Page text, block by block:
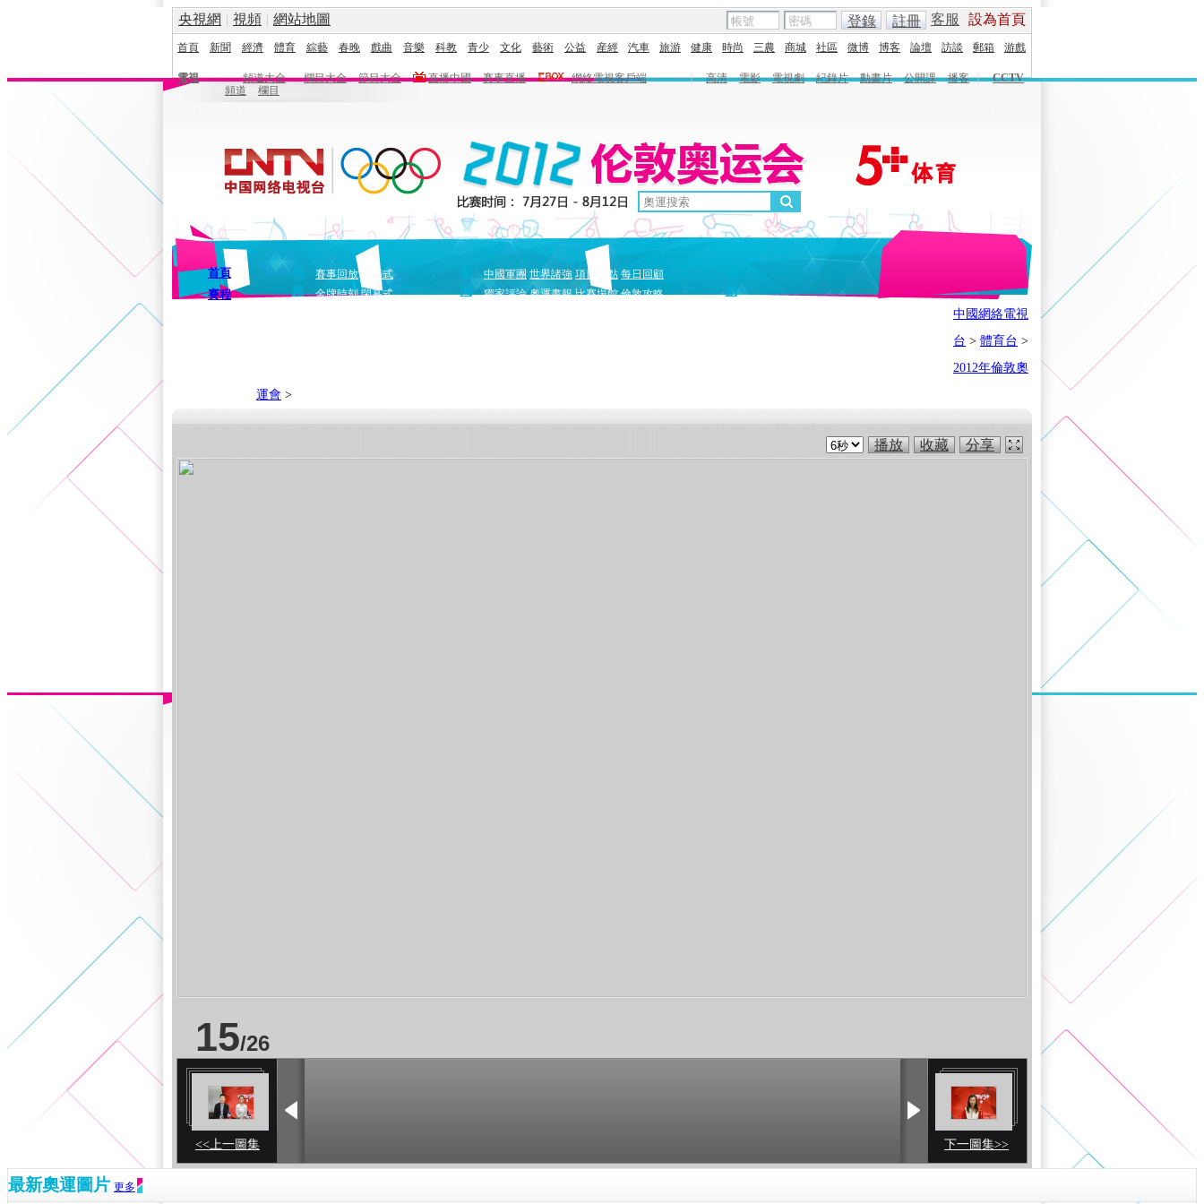
央視網 | 視頻 | 網站地圖 客服 設為首頁
登錄 註冊
首頁 新聞 經濟 體育 綜藝 春晚 戲曲 音樂 科教 青少 文化 藝術 公益 産經 汽車 旅游 健康 時尚 三農 商城 社區 微博 博客 論壇 訪談 郵箱 游戲
電視 頻道大全 欄目大全 節目大全 直播中國 賽事直播 網絡電視客戶端 | 高清 電影 電視劇 紀錄片 動畫片 公開課 播客 |
CCTV
頻道
欄目
首頁
賽程
頻
賽事回放
開幕式
金牌時刻 閉幕式
中國軍團 世界諸強 項目盤點 每日回顧
獨家評論 奧運畫報 比賽場館 倫敦攻略
創
中國網絡電視
台 > 體育台 >
2012年倫敦奧
運會 >
播放 收藏 分享
15/26
<<上一圖集 下一圖集>>
最新奧運圖片 更多